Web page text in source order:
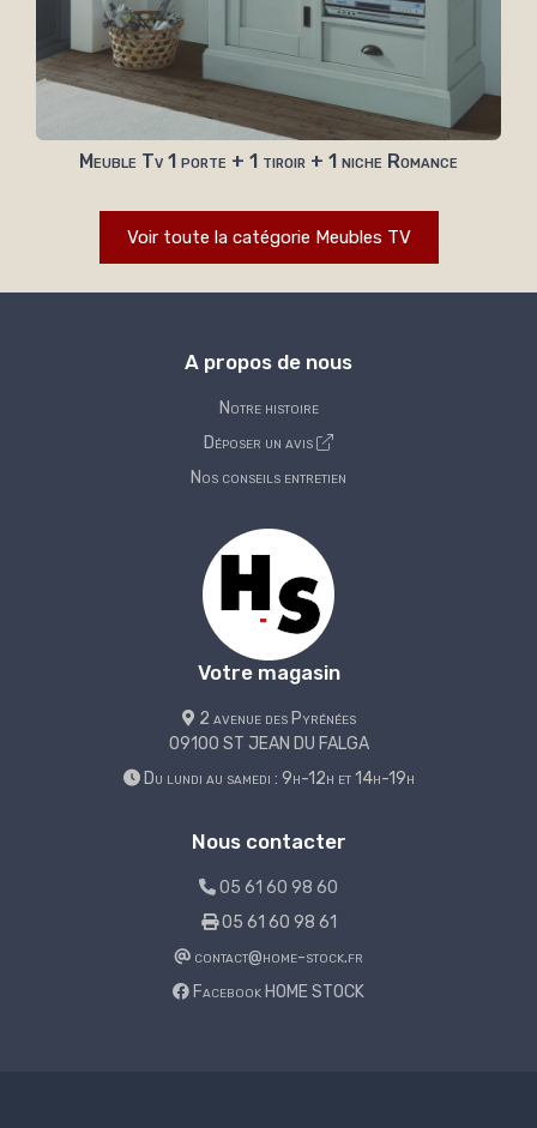
Meuble Tv 1 porte + 1 tiroir + 1 niche Romance
Voir toute la catégorie Meubles TV
A propos de nous
Notre histoire
Déposer un avis
Nos conseils entretien
Votre magasin
2 avenue des Pyrénées
09100 ST JEAN DU FALGA
Du lundi au samedi : 9h-12h et 14h-19h
Nous contacter
05 61 60 98 60
05 61 60 98 61
contact@home-stock.fr
Facebook HOME STOCK